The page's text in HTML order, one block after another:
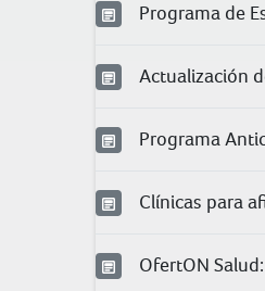
Programa de
Actualización
Programa
Clínicas para
OfertON